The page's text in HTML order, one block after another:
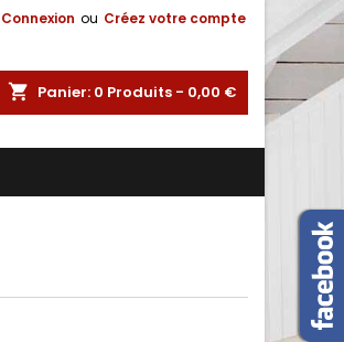
Connexion ou Créez votre compte
shopping_cart Panier: 0 Produits - 0,00 €